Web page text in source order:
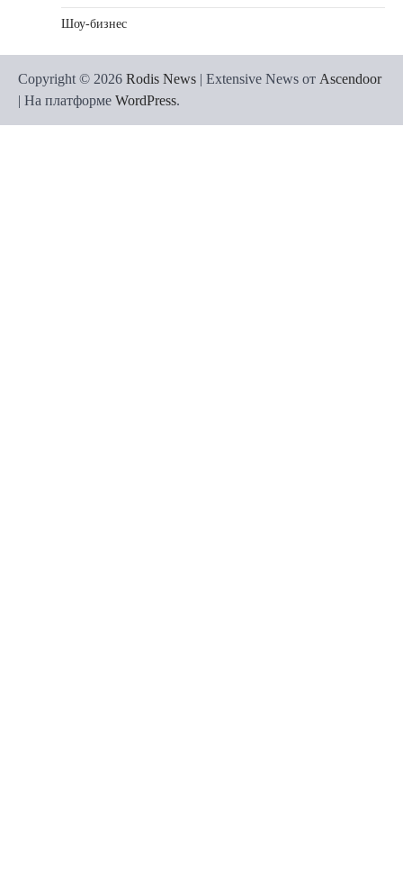
Шоу-бизнес
Copyright © 2026 Rodis News | Extensive News от Ascendoor
| На платформе WordPress.